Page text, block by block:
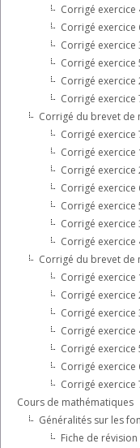
Corrigé exercice
Corrigé exercice
Corrigé exercice
Corrigé exercice
Corrigé exercice
Corrigé exercice
Corrigé du brevet de
Corrigé exercice
Corrigé exercice
Corrigé exercice
Corrigé exercice
Corrigé exercice
Corrigé exercice
Corrigé exercice
Corrigé du brevet de
Corrigé exercice
Corrigé exercice
Corrigé exercice
Corrigé exercice
Corrigé exercice
Corrigé exercice
Corrigé exercice
Cours de mathématiques
Généralités sur les
Fiche de